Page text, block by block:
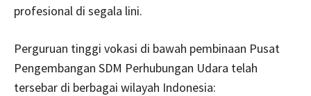
profesional di segala lini.
Perguruan tinggi vokasi di bawah pembinaan Pusat
Pengembangan SDM Perhubungan Udara telah
tersebar di berbagai wilayah Indonesia: